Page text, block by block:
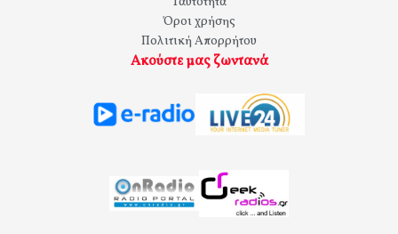
Όροι χρήσης
Πολιτική Απορρήτου
Ακούστε μας ζωντανά